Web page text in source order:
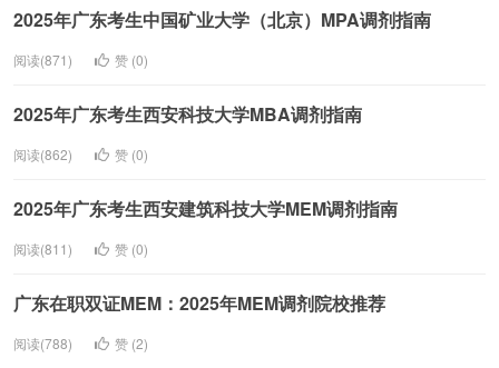
2025年广东考生中国矿业大学（北京）MPA调剂指南
阅读(871) 赞 (0)
2025年广东考生西安科技大学MBA调剂指南
阅读(862) 赞 (0)
2025年广东考生西安建筑科技大学MEM调剂指南
阅读(811) 赞 (0)
广东在职双证MEM：2025年MEM调剂院校推荐
阅读(788) 赞 (2)